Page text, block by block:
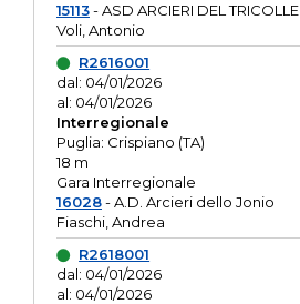
15113- ASD ARCIERI DEL TRICOLLE
Voli, Antonio
R2616001
dal: 04/01/2026
al: 04/01/2026
Interregionale
Puglia: Crispiano (TA)
18 m
Gara Interregionale
16028- A.D. Arcieri dello Jonio
Fiaschi, Andrea
R2618001
dal: 04/01/2026
al: 04/01/2026